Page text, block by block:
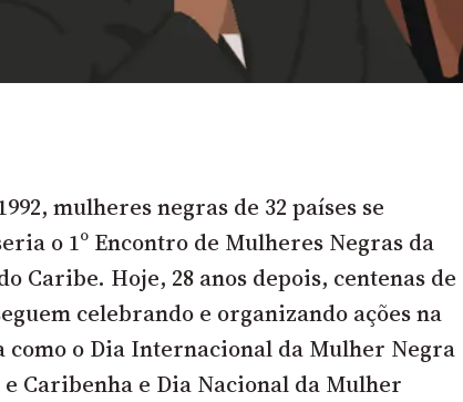
mulheres negras de 32 países se
o 1º Encontro de Mulheres Negras da
Caribe. Hoje, 28 anos depois, centenas de
celebrando e organizando ações na
o Dia Internacional da Mulher Negra
Caribenha e Dia Nacional da Mulher